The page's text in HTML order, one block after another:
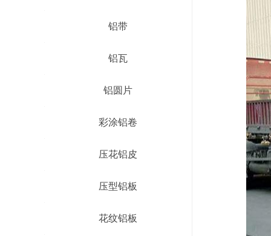
铝带
铝瓦
铝圆片
彩涂铝卷
压花铝皮
压型铝板
花纹铝板